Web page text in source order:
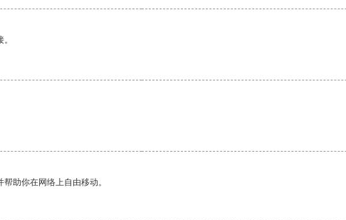
助你在网络上自由移动。